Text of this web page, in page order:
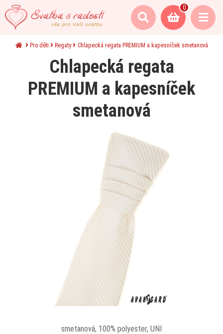
0
Pro děti Regaty Chlapecká regata PREMIUM a kapesníček smetanová
Chlapecká regata
PREMIUM a kapesníček
smetanová
smetanová, 100% polyester, UNI